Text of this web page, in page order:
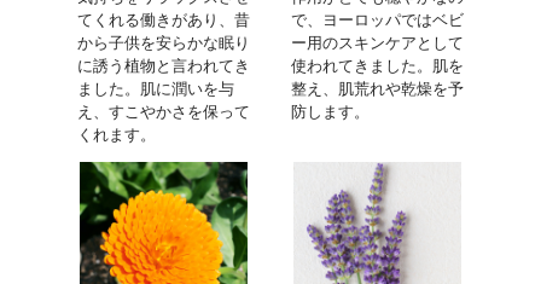
てくれる働きがあり、昔
から子供を安らかな眠り
に誘う植物と言われてき
ました。肌に潤いを与
え、すこやかさを保って
くれます。
で、ヨーロッパではベビ
ー用のスキンケアとして
使われてきました。肌を
整え、肌荒れや乾燥を予
防します。